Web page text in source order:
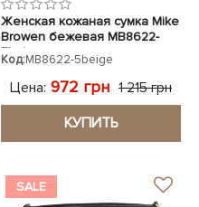
Женская кожаная сумка Mike
Browen бежевая MB8622-
5beige
Код:MB8622-5beige
Цена: 972 грн 1 215 грн
КУПИТЬ
SALE